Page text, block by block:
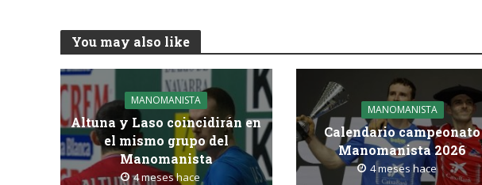
You may also like
MANOMANISTA
Altuna y Laso coincidirán en
el mismo grupo del
Manomanista
4 meses hace
MANOMANISTA
Calendario campeonato
Manomanista 2026
4 meses hace